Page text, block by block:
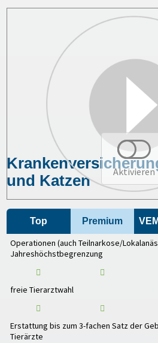
Aktivieren
und Katzen
Top Premium
Operationen (auch Teilnarkose/
Jahreshöchstbegrenzung
freie Tierarztwahl
Erstattung bis zum 3-fachen Satz der
Tierärzte